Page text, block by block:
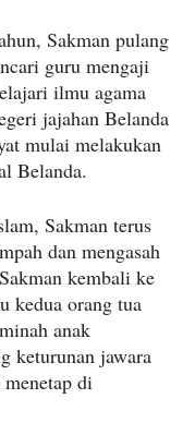
Sakman pulang
guru mengaji
ilmu agama
jajahan Belanda
mulai melakukan
Belanda.
Sakman terus
dan mengasah
kembali ke
kedua orang tua
anak
keturunan jawara
di